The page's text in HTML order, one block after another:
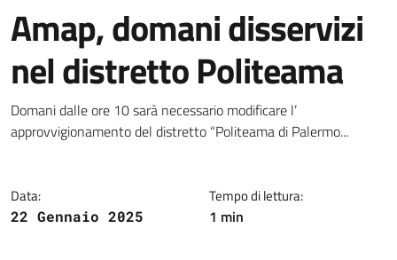
Amap, domani disservizi
nel distretto Politeama
Dettagli della notizia
Domani dalle ore 10 sarà necessario modificare l’
approvvigionamento del distretto “Politeama di Palermo...
Data:
22 Gennaio 2025
Tempo di lettura:
1 min